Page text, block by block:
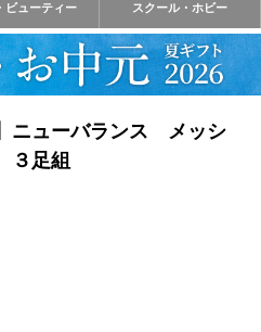
ビューティー スクール・ホビー
ニューバランス メッシ
３足組